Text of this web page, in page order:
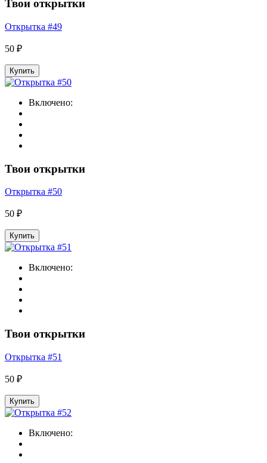
Твои открытки
Открытка #49
50 ₽
Купить
Включено:
Твои открытки
Открытка #50
50 ₽
Купить
Включено:
Твои открытки
Открытка #51
50 ₽
Купить
Включено: